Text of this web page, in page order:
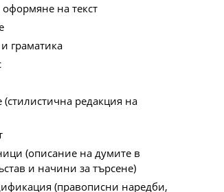
на текст
граматика
(стилистична редакция на
(описание на думите в
и начини за търсене)
(правописни наредби,